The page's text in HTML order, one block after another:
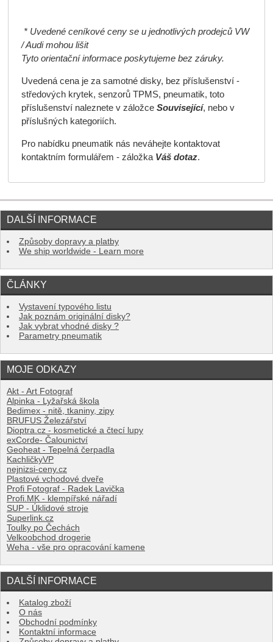
* Uvedené ceníkové ceny se u jednotlivých prodejců VW
/ Audi mohou lišit
Tyto orientační informace poskytujeme bez záruky.
Uvedená cena je za samotné disky, bez příslušenství -
středových krytek, senzorů TPMS, pneumatik, toto
příslušenství naleznete v záložce Související, nebo v
příslušných kategoriích.
Pro nabídku pneumatik nás neváhejte kontaktovat
kontaktním formulářem - záložka Váš dotaz.
DALŠÍ INFORMACE
Způsoby dopravy a platby
We ship worldwide - Learn more
ČLÁNKY
Vystavení typového listu
Jak poznám originální disky?
Jak vybrat vhodné disky ?
Parametry pneumatik
MOJE ODKAZY
Akt - Art Fotograf
Alpinka - Lyžařská škola
Bedimex - nitě, tkaniny, zipy
BRUFUS Železářství
Dioptra.cz - kosmetické a čtecí lupy
exCorde- Čalounictví
Geoheat - Tepelná čerpadla
KachličkyVP
nejnizsi-ceny.cz
Plastové vchodové dveře
Profi Fotograf - Radek Lavička
Profi.MK - klempířské nářadí
SUP - Úklidové stroje
Superlink.cz
Toulky po Čechách
Velkoobchod drogerie
Weha - vše pro opracování kamene
DALŠÍ INFORMACE
Katalog zboží
O nás
Obchodní podmínky
Kontaktní informace